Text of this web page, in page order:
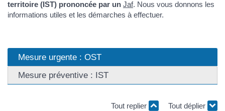
territoire (IST) prononcée par un Jaf. Nous vous donnons les
informations utiles et les démarches à effectuer.
Mesure urgente : OST
Mesure préventive : IST
Tout replier Tout déplier